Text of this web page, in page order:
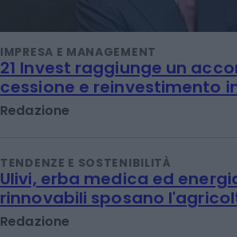
IMPRESA E MANAGEMENT
21 Invest raggiunge un
cessione e reinvestimento
Redazione
TENDENZE E SOSTENIBILITÀ
Ulivi, erba medica ed
rinnovabili sposano
Redazione